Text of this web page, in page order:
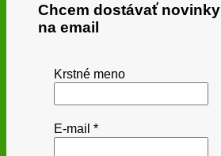
Chcem dostávať novinky
na email
Krstné meno
E-mail *